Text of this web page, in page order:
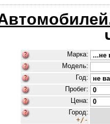
Марка:
Модель:
Год:
Пробег:
Цена:
Город:
+/-